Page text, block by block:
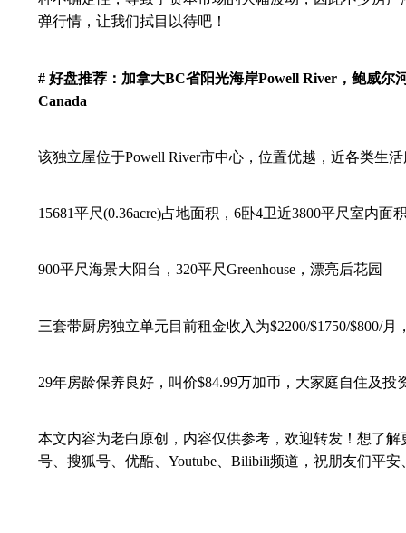
弹行情，让我们拭目以待吧！
# 好盘推荐： 加拿大BC省阳光海岸Powell River ，鲍威尔
Canada
该独立屋位于Powell River市中心，位置优越，近各类生
15681平尺(0.36acre)占地面积， 6卧4卫近3800平尺室内面
900平尺海景大阳台， 320平尺Greenhouse ，漂亮后花园
三套带厨房独立单元目前租金收入为$2200/$1750/$800/月
29年房龄保养良好，叫价$84.99万加币，大家庭自住及投
本文内容为老白原创，内容仅供参考，欢迎转发！想了
号、搜狐号、优酷、 Youtube、 Bilibili频道，祝朋友们平安